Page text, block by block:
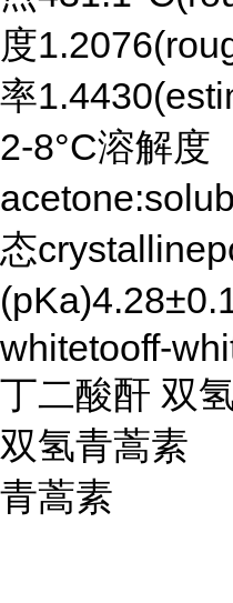
度
率
2-8°C溶解度
态
whitetooff-
丁二酸酐 双
双氢青蒿素
青蒿素